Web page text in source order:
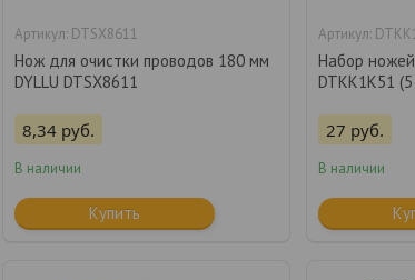
DTSX8611
Нож для очистки проводов 180 мм
DYLLU DTSX8611
8,34 руб.
В наличии
Купить
Набор
DTKK1K51
27 руб.
В наличии